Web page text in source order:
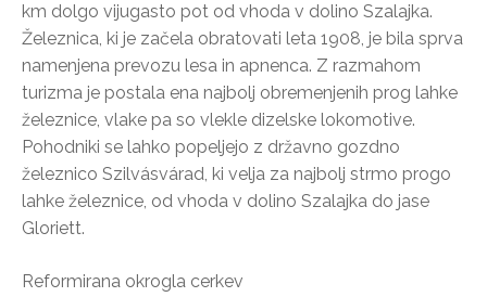
km dolgo vijugasto pot od vhoda v dolino Szalajka.
Železnica, ki je začela obratovati leta 1908, je bila sprva
namenjena prevozu lesa in apnenca. Z razmahom
turizma je postala ena najbolj obremenjenih prog lahke
železnice, vlake pa so vlekle dizelske lokomotive.
Pohodniki se lahko popeljejo z državno gozdno
železnico Szilvásvárad, ki velja za najbolj strmo progo
lahke železnice, od vhoda v dolino Szalajka do jase
Gloriett.
Reformirana okrogla cerkev